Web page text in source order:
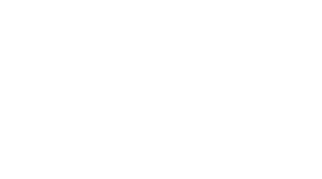
House
Beach House